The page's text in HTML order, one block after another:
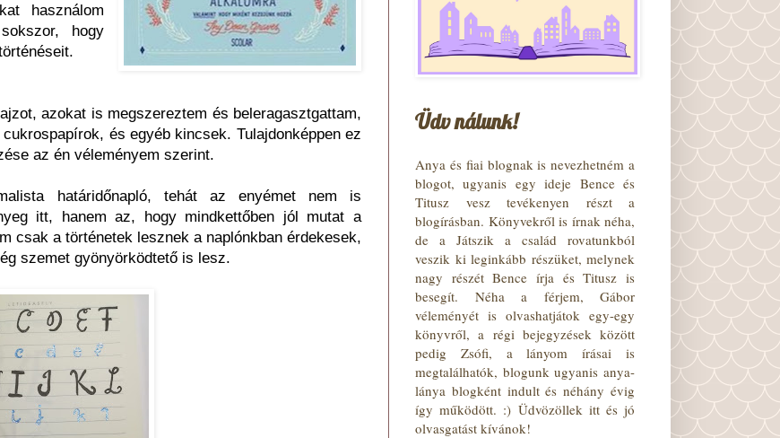
használom
hogy
azokat is megszereztem és beleragasztgattam,
és egyéb kincsek. Tulajdonképpen ez
az én véleményem szerint.
határidőnapló, tehát az enyémet nem is
itt, hanem az, hogy mindkettőben jól mutat a
csak a történetek lesznek a naplónkban érdekesek,
szemet gyönyörködtető is lesz.
Üdv nálunk!
Anya és fiai blognak is nevezhetném a
blogot, ugyanis egy ideje Bence és
Titusz vesz tevékenyen részt a
blogírásban. Könyvekről is írnak néha,
de a Játszik a család rovatunkból
veszik ki leginkább részüket, melynek
nagy részét Bence írja és Titusz is
besegít. Néha a férjem, Gábor
véleményét is olvashatjátok egy-egy
könyvről, a régi bejegyzések között
pedig Zsófi, a lányom írásai is
megtalálhatók, blogunk ugyanis anya-
lánya blogként indult és néhány évig
így működött. :) Üdvözöllek itt és jó
olvasgatást kívánok!